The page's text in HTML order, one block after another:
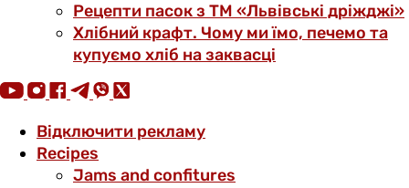
Рецепти пасок з ТМ «Львівські дріжджі»
Хлібний крафт. Чому ми їмо, печемо та
купуємо хліб на заквасці
Відключити рекламу
Recipes
Jams and confitures